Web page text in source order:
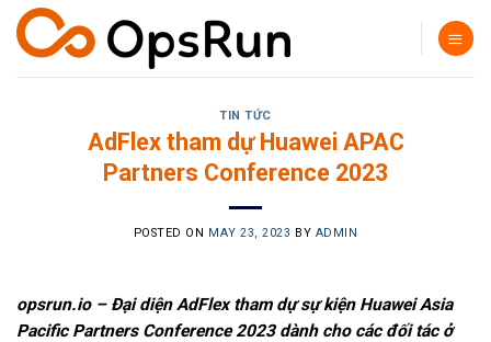
Skip
content
TIN TỨC
AdFlex tham dự Huawei APAC
Partners Conference 2023
POSTED ON MAY 23, 2023 BY ADMIN
opsrun.io – Đại diện AdFlex tham dự sự kiện Huawei Asia
Pacific Partners Conference 2023 dành cho các đối tác ở